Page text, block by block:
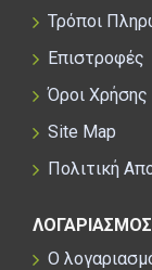
Τρόποι
Επιστροφές
Όροι Χρήσης
Site Map
Πολιτική
ΛΟΓΑΡΙΑΣΜΟΣ
Ο